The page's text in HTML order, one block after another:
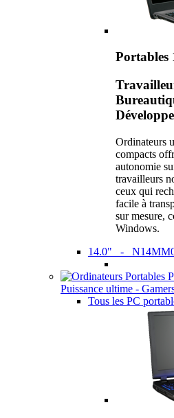
Ordinateurs
compacts
autonomie
travailleurs
ceux qui
facile à
sur mesure,
Windows.
14.0" -
Puissance ultime -
Tous les PC